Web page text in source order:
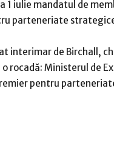
1 iulie mandatul de
parteneriate
interimar de Birchall,
o rocadă: Ministerul de
pentru